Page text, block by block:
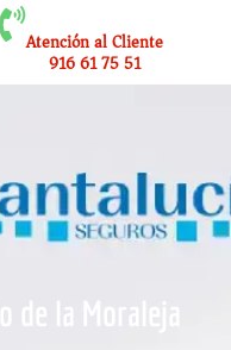
Atención al Cliente
916 61 75 51
la Moraleja